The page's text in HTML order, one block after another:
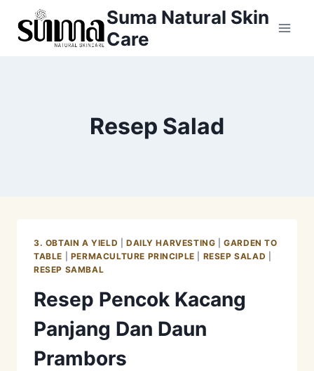
Suma Natural Skin
Care
Resep Salad
3. OBTAIN A YIELD DAILY HARVESTING |GARDEN TO
TABLE
PERMACULTURE PRINCIPLE RESEP SALAD
RESEP SAMBAL
Resep Pencok Kacang
Panjang Dan Daun
Prambors